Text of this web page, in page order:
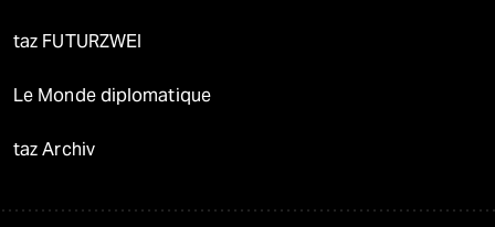
taz FUTURZWEI
Le Monde diplomatique
taz Archiv